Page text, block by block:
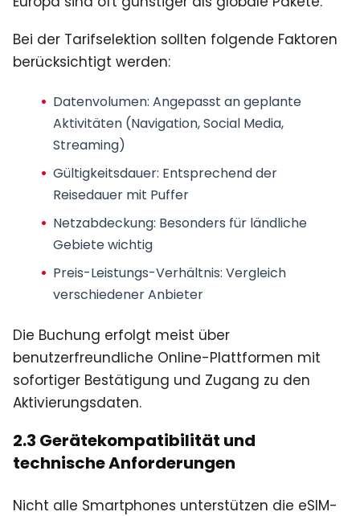
Bei der Tarifselektion sollten folgende Faktoren
berücksichtigt werden:
Datenvolumen: Angepasst an geplante
Aktivitäten (Navigation, Social Media,
Streaming)
Gültigkeitsdauer: Entsprechend der
Reisedauer mit Puffer
Netzabdeckung: Besonders für ländliche
Gebiete wichtig
Preis-Leistungs-Verhältnis: Vergleich
verschiedener Anbieter
Die Buchung erfolgt meist über
benutzerfreundliche Online-Plattformen mit
sofortiger Bestätigung und Zugang zu den
Aktivierungsdaten.
2.3 Gerätekompatibilität und
technische Anforderungen
Nicht alle Smartphones unterstützen die eSIM-